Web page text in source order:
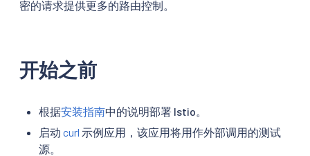
密的请求提供更多的路由控制。
开始之前
根据安装指南中的说明部署 Istio。
启动 curl 示例应用，该应用将用作外部调用的测试
源。